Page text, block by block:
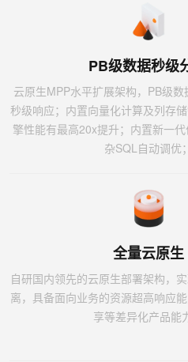
PB级数据秒级
云原生MPP水平扩展架构，PB级
秒级响应；内置向量化计算及列存
擎性能有最高20x提升；内置新一
杂SQL自动调优；
全量云原生
自研国内领先的云原生部署架构，
离，具备面向业务的资源超高响应
享等差异化产品能